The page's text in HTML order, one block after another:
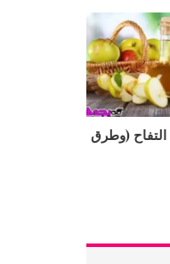
التفاح (وطرق